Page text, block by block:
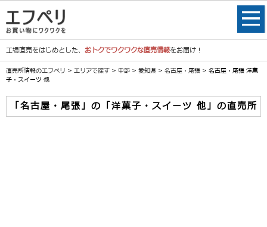
工場直売をはじめとした、 おトクでワクワクな直売情報をお届け！
直売所情報のエフペリ > エリアで探す > 中部 > 愛知県 > 名古屋・尾張 > 名古屋・尾張 洋菓
子・スイーツ 他
「名古屋・尾張」の「洋菓子・スイーツ 他」の直売所